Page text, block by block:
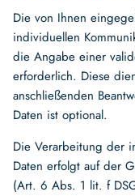
Die von Ihnen
individuellen
die Angabe einer
erforderlich. Diese
anschließenden
Daten ist optional.
Die Verarbeitung der
Daten erfolgt auf der
(Art. 6 Abs. 1 lit. f